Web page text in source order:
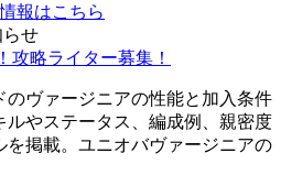
報はこちら
らせ
攻略ライター募集！
ヴァージニアの性能と加入条件
ルやステータス、編成例、親密度
掲載。ユニオバヴァージニアの